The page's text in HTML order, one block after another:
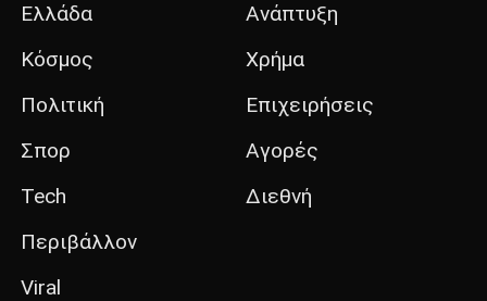
Ελλάδα
Κόσμος
Πολιτική
Σπορ
Tech
Περιβάλλον
Viral
Ανάπτυξη
Χρήμα
Επιχειρήσεις
Αγορές
Διεθνή